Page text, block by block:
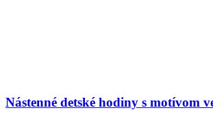
Nástenné detské hodiny s motívom